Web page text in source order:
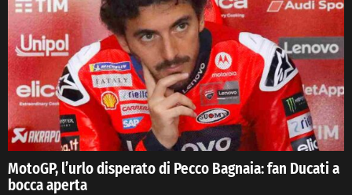
MotoGP, l’urlo disperato di Pecco Bagnaia: fan Ducati a
bocca aperta